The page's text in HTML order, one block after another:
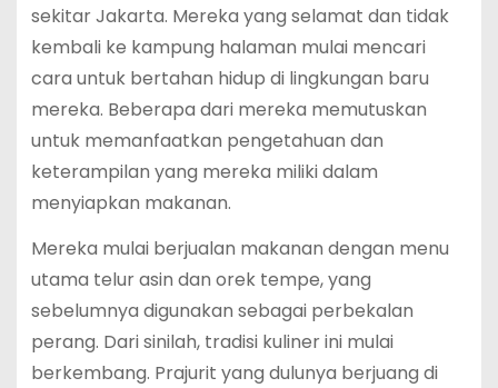
sekitar Jakarta. Mereka yang selamat dan tidak
kembali ke kampung halaman mulai mencari
cara untuk bertahan hidup di lingkungan baru
mereka. Beberapa dari mereka memutuskan
untuk memanfaatkan pengetahuan dan
keterampilan yang mereka miliki dalam
menyiapkan makanan.
Mereka mulai berjualan makanan dengan menu
utama telur asin dan orek tempe, yang
sebelumnya digunakan sebagai perbekalan
perang. Dari sinilah, tradisi kuliner ini mulai
berkembang. Prajurit yang dulunya berjuang di